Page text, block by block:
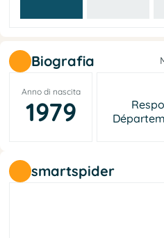
Biografia
Anno di nascita
1979
smartspider